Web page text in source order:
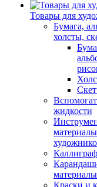
Товары для
Бумага,
холсты,
жидкости
материалы
Краски и